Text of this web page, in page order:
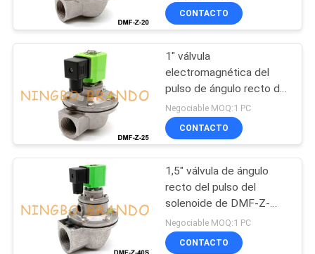
MAPA
SITIO
POLÍTICA
DE
PRIVACIDAD
armadura de la
válvula
electromagnética
495
Válvula del jet del
pulso
1184
CONTACTO
1" válvula
electromagnética del
pulso de ángulo recto de
DMF-Z-25 BFEC para el
retiro de polvo
Negociable MOQ:1 PC
CONTACTO
1,5" válvula de ángulo
recto del pulso del
solenoide de DMF-Z-
40S BFEC para el
colector de polvo
Negociable MOQ:1 PC
CONTACTO